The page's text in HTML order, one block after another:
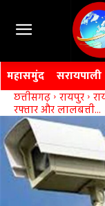
महासमुंद सरायपाली
छत्तीसगढ़ रायपुर
रफ्तार और लालबत्ती...